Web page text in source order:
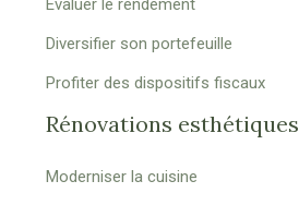
Évaluer le rendement
Diversifier son portefeuille
Profiter des dispositifs fiscaux
Rénovations esthétiques
Moderniser la cuisine